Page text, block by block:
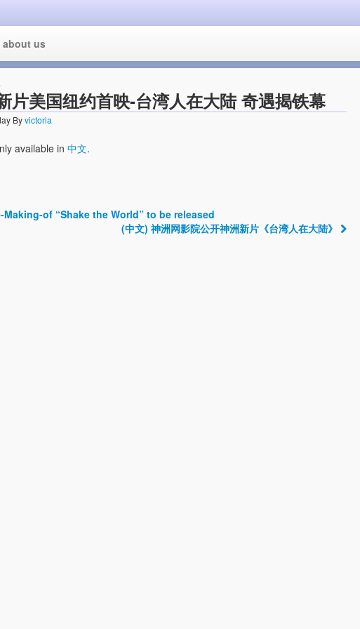
片廠
about us
片美国纽约首映-台湾人在大陆 奇遇揭铁幕
Byvictoria
available in 中文.
Making-of “Shake the World” to be released
(中文) 神洲网影院公开神洲新片《台湾人在大陆》